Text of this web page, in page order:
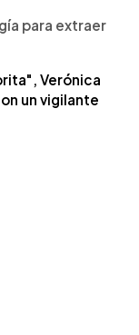
para extraer
Verónica
un vigilante